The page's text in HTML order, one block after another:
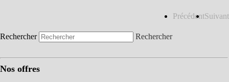
PrécédentSuivant
Rechercher Rechercher
Nos offres